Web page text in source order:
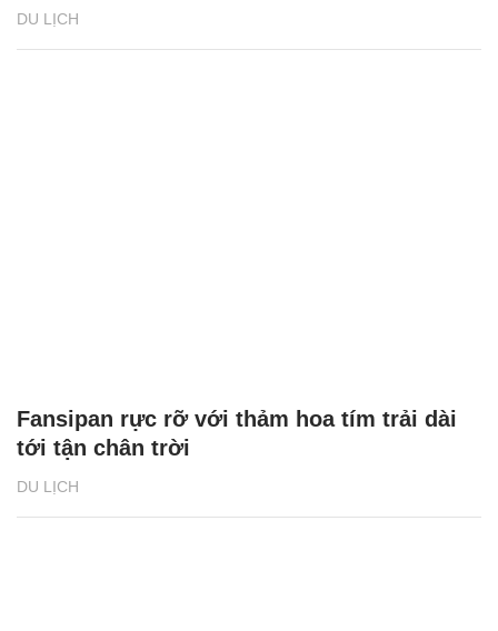
DU LỊCH
DU LỊCH
Fansipan rực rỡ với thảm hoa tím trải dài
tới tận chân trời